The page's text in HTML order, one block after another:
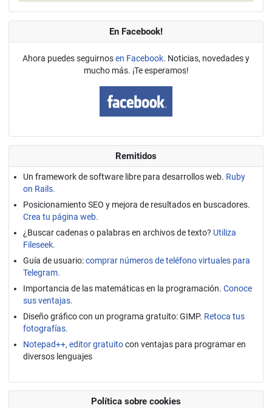
En Facebook!
Ahora puedes seguirnosen Facebook. Noticias, novedades y
mucho más. ¡Te esperamos!
Remitidos
Un framework de software libre para desarrollos web. Ruby
on Rails.
Posicionamiento SEO y mejora de resultados en buscadores.
Crea tu página web.
¿Buscar cadenas o palabras en archivos de texto? Utiliza
Fileseek.
Guía de usuario:comprar números de teléfono virtuales para
Telegram.
Importancia de las matemáticas en la programación. Conoce
sus ventajas.
Diseño gráfico con un programa gratuito: GIMP. Retoca tus
fotografías.
Notepad++, editor gratuitocon ventajas para programar en
diversos lenguajes
Política sobre cookies